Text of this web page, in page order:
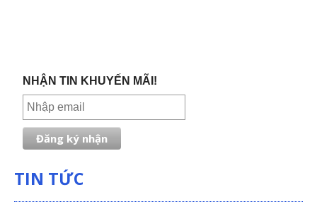
NHẬN TIN KHUYẾN MÃI!
TIN TỨC